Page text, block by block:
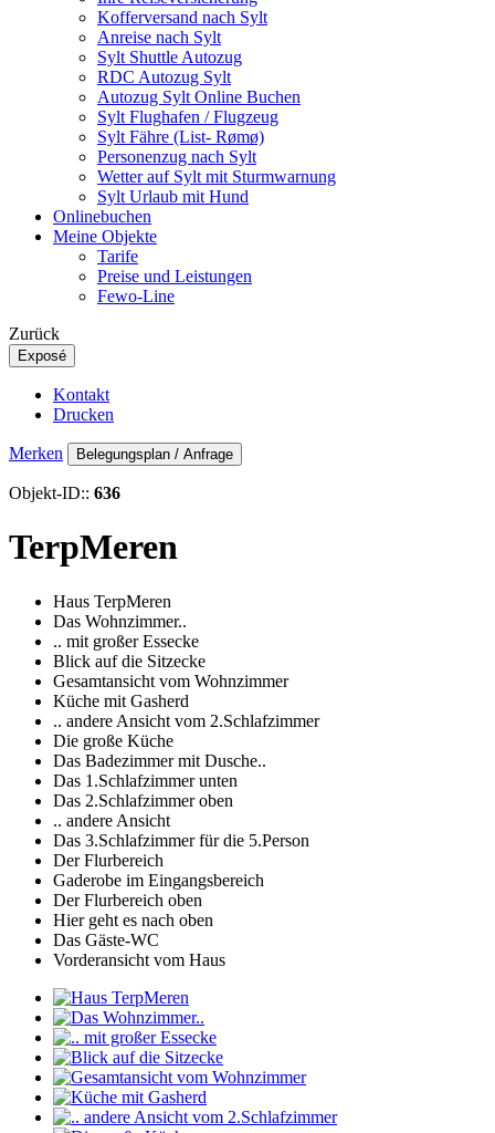
Kofferversand nach Sylt
Anreise nach Sylt
Sylt Shuttle Autozug
RDC Autozug Sylt
Autozug Sylt Online Buchen
Sylt Flughafen / Flugzeug
Sylt Fähre (List- Rømø)
Personenzug nach Sylt
Wetter auf Sylt mit Sturmwarnung
Sylt Urlaub mit Hund
Onlinebuchen
Meine Objekte
Tarife
Preise und Leistungen
Fewo-Line
Zurück
Exposé
Kontakt
Drucken
Merken Belegungsplan / Anfrage
Objekt-ID:: 636
TerpMeren
Haus TerpMeren
Das Wohnzimmer..
.. mit großer Essecke
Blick auf die Sitzecke
Gesamtansicht vom Wohnzimmer
Küche mit Gasherd
.. andere Ansicht vom 2.Schlafzimmer
Die große Küche
Das Badezimmer mit Dusche..
Das 1.Schlafzimmer unten
Das 2.Schlafzimmer oben
.. andere Ansicht
Das 3.Schlafzimmer für die 5.Person
Der Flurbereich
Gaderobe im Eingangsbereich
Der Flurbereich oben
Hier geht es nach oben
Das Gäste-WC
Vorderansicht vom Haus